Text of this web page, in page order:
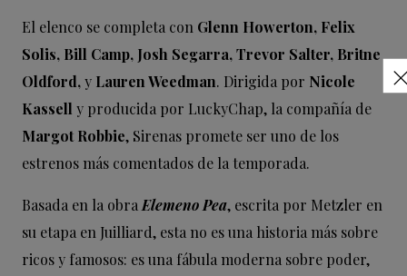
El elenco se completa con Glenn Howerton, Felix
Solis, Bill Camp, Josh Segarra, Trevor Salter, Britne
Oldford,y Lauren Weedman. Dirigida por Nicole
Kassell y producida por LuckyChap, la compañía de
Margot Robbie, Sirenas promete ser uno de los
estrenos más comentados de la temporada.
Basada en la obra Elemeno Pea, escrita por Metzler en
su etapa en Juilliard, esta no es una historia más sobre
ricos y famosos: es una fábula moderna sobre poder,